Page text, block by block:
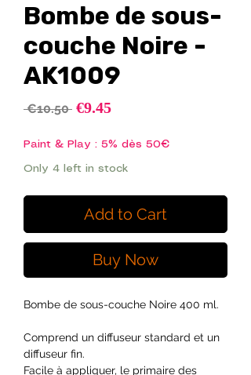
Bombe de sous-
couche Noire -
AK1009
€10.50 Regular
€9.45
Paint & Play : 5% dès 50€
Only 4 left in stock
Add to Cart
Buy Now
Bombe de sous-couche Noire 400 ml.
Comprend un diffuseur standard et un
diffuseur fin.
Facile à appliquer, le primaire des